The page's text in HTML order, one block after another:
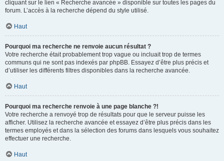
cliquant sur le lien « Recherche avancée » disponible sur toutes les pages du
forum. L’accès à la recherche dépend du style utilisé.
Haut
Pourquoi ma recherche ne renvoie aucun résultat ?
Votre recherche était probablement trop vague ou incluait trop de termes
communs qui ne sont pas indexés par phpBB. Essayez d’être plus précis et
d’utiliser les différents filtres disponibles dans la recherche avancée.
Haut
Pourquoi ma recherche renvoie à une page blanche ?!
Votre recherche a renvoyé trop de résultats pour que le serveur puisse les
afficher. Utilisez la recherche avancée et essayez d’être plus précis dans les
termes employés et dans la sélection des forums dans lesquels vous souhaitez
effectuer une recherche.
Haut